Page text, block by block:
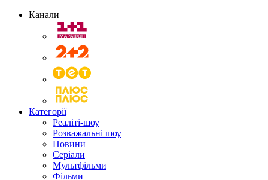
Канали
Категорії
Реаліті-шоу
Розважальні шоу
Новини
Серіали
Мультфільми
Фільми